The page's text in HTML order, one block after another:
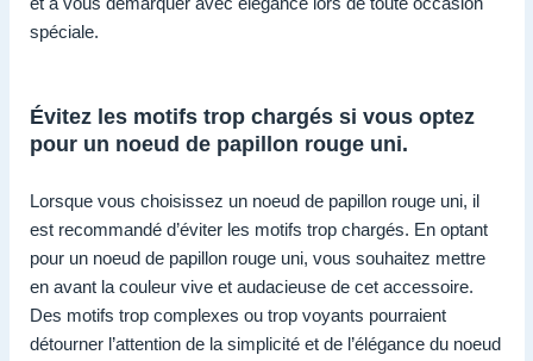
spéciale.
Évitez les motifs trop chargés si vous optez
pour un noeud de papillon rouge uni.
Lorsque vous choisissez un noeud de papillon rouge uni, il
est recommandé d’éviter les motifs trop chargés. En optant
pour un noeud de papillon rouge uni, vous souhaitez mettre
en avant la couleur vive et audacieuse de cet accessoire.
Des motifs trop complexes ou trop voyants pourraient
détourner l’attention de la simplicité et de l’élégance du noeud